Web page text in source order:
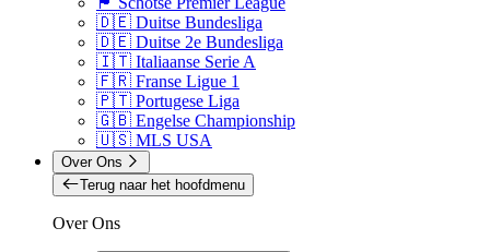
🇩🇪 Duitse Bundesliga
🇩🇪 Duitse 2e Bundesliga
🇮🇹 Italiaanse Serie A
🇫🇷 Franse Ligue 1
🇵🇹 Portugese Liga
🇬🇧 Engelse Championship
🇺🇸 MLS USA
Over Ons
Terug naar het hoofdmenu
Over Ons